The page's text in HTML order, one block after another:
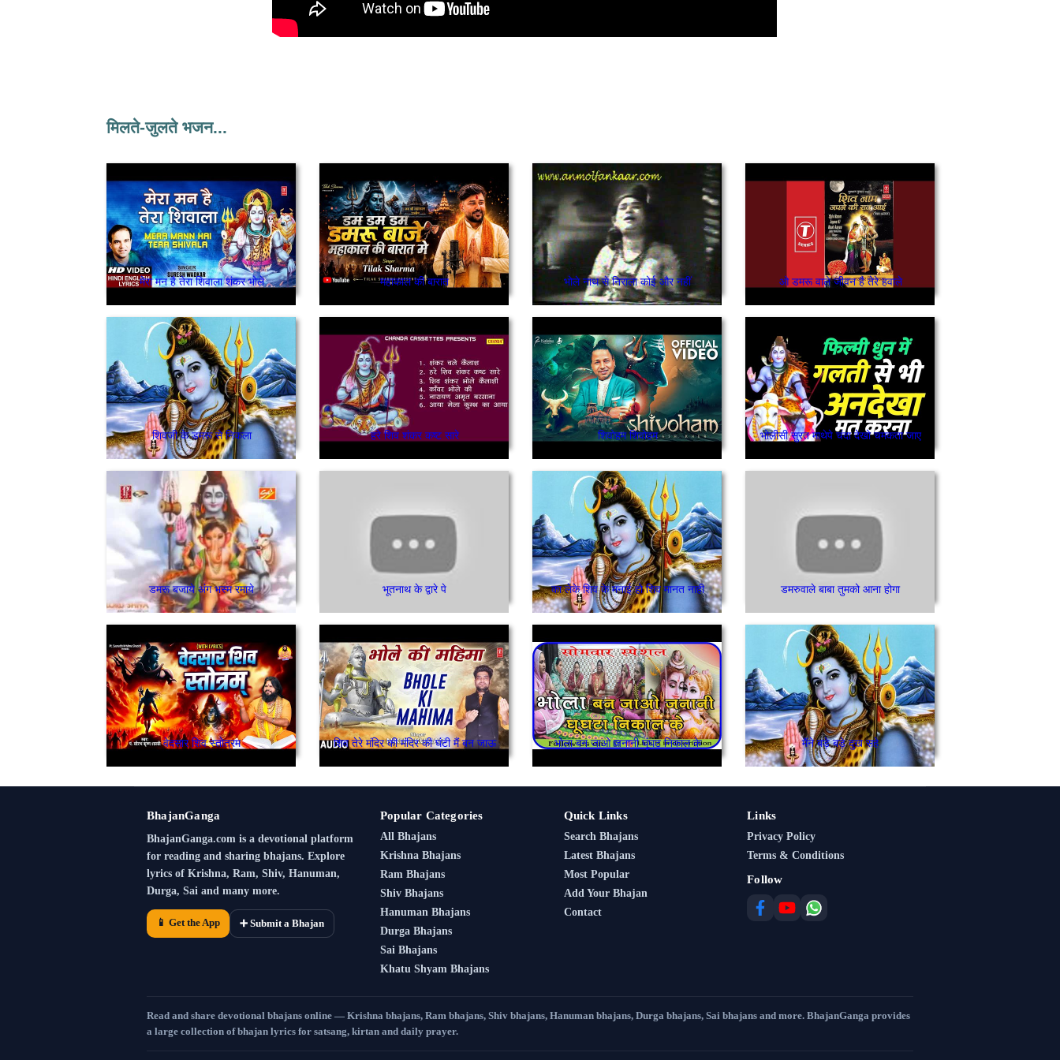
मिलते-जुलते भजन...
मेरा मन है तेरा शिवाला शंकर भोले महाकाल की बारात भोले नाथ से निराला कोई और नहीं ओ डमरू वाले जीवन है तेरे हवाले
शिवजी के डमरू से निकला हरे शिव शंकर कष्ट सारे शिवोहम शिवोहम भोलीसी सुरत माथेपे चंदा देखो चमकता जाए
डमरू बजाये अंग भस्म रमाये भूतनाथ के द्वारे पे का लेके शिव के मनाई हो शिव मानत नाही डमरुवाले बाबा तुमको आना होगा
वेदसार शिव स्तोत्रम शिव तेरे मंदिर की मंदिर की घंटी मैं बन जाऊ भोला बन जाओ जनानी घूंघट निकाल के मैंने बड़े बड़े दुख सहे
BhajanGanga
BhajanGanga.com is a devotional platform
for reading and sharing bhajans. Explore
lyrics of Krishna, Ram, Shiv, Hanuman,
Durga, Sai and many more.
📱 Get the App ➕ Submit a Bhajan
Popular Categories
All Bhajans
Krishna Bhajans
Ram Bhajans
Shiv Bhajans
Hanuman Bhajans
Durga Bhajans
Sai Bhajans
Khatu Shyam Bhajans
Quick Links
Search Bhajans
Latest Bhajans
Most Popular
Add Your Bhajan
Contact
Links
Privacy Policy
Terms & Conditions
Follow
Read and share devotional bhajans online — Krishna bhajans, Ram bhajans, Shiv bhajans, Hanuman bhajans, Durga bhajans, Sai bhajans and more. BhajanGanga provides
a large collection of bhajan lyrics for satsang, kirtan and daily prayer.